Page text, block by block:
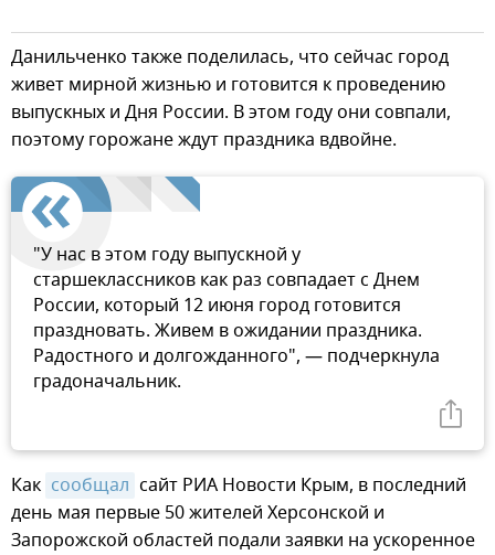
Данильченко также поделилась, что сейчас город
живет мирной жизнью и готовится к проведению
выпускных и Дня России. В этом году они совпали,
поэтому горожане ждут праздника вдвойне.
"У нас в этом году выпускной у
старшеклассников как раз совпадает с Днем
России, который 12 июня город готовится
праздновать. Живем в ожидании праздника.
Радостного и долгожданного", — подчеркнула
градоначальник.
Как сообщал сайт РИА Новости Крым, в последний
день мая первые 50 жителей Херсонской и
Запорожской областей подали заявки на ускоренное